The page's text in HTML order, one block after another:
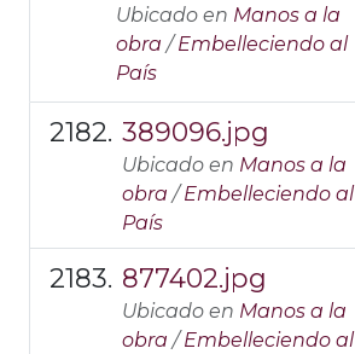
Ubicado en Manos a la
obra /Embelleciendo al
País
389096.jpg
Ubicado en Manos a la
obra /Embelleciendo al
País
877402.jpg
Ubicado en Manos a la
obra /Embelleciendo al